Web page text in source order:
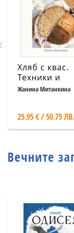
Хляб с квас.
Техники и
рецепти
Жанина Митанкина
25.95 € / 50.75 ЛВ.
Вечните